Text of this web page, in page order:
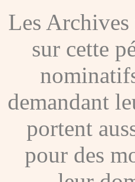
Les
sur cette
demandant
portent
pour des